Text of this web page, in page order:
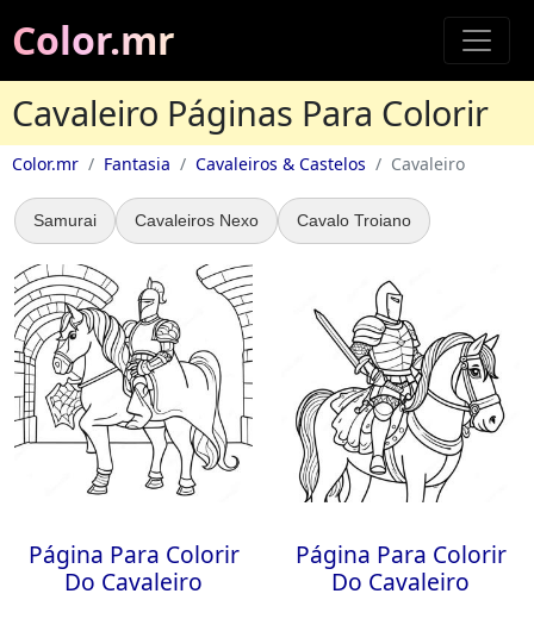
Color.mr
Cavaleiro Páginas Para Colorir
Color.mr Fantasia Cavaleiros & Castelos Cavaleiro
Samurai Cavaleiros Nexo Cavalo Troiano
Página Para Colorir
Do Cavaleiro
Página Para Colorir
Do Cavaleiro